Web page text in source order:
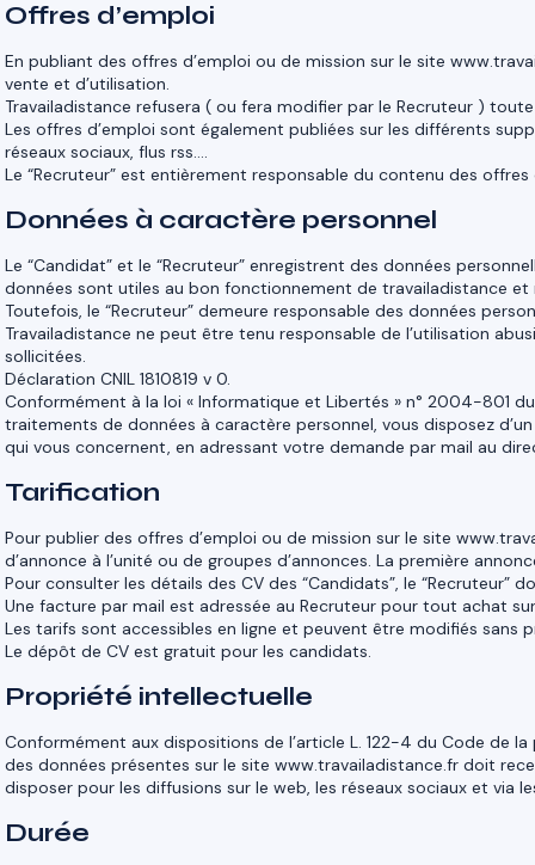
Offres d’emploi
En publiant des offres d’emploi ou de mission sur le site
vente et d’utilisation.
Travailadistance refusera ( ou fera modifier par le Recruteur )
Les offres d’emploi sont également publiées sur les différents
réseaux sociaux, flus rss….
Le “Recruteur” est entièrement responsable du contenu des
Données à caractère personnel
Le “Candidat” et le “Recruteur” enregistrent des données
données sont utiles au bon fonctionnement de travailadistance et
Toutefois, le “Recruteur” demeure responsable des données
Travailadistance ne peut être tenu responsable de l’utilisation
sollicitées.
Déclaration CNIL 1810819 v 0.
Conformément à la loi « Informatique et Libertés » n° 2004-801
traitements de données à caractère personnel, vous disposez
qui vous concernent, en adressant votre demande par mail au
Tarification
Pour publier des offres d’emploi ou de mission sur le site
d’annonce à l’unité ou de groupes d’annonces. La première
Pour consulter les détails des CV des “Candidats”, le “Recruteur”
Une facture par mail est adressée au Recruteur pour tout achat
Les tarifs sont accessibles en ligne et peuvent être modifiés sans
Le dépôt de CV est gratuit pour les candidats.
Propriété intellectuelle
Conformément aux dispositions de l’article L. 122-4 du Code
des données présentes sur le site www.travailadistance.fr doit
disposer pour les diffusions sur le web, les réseaux sociaux et via
Durée